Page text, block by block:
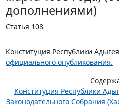
дополнениями)
Статья 108
Конституция Республики
официального опубликования.
Конституция Республики
Законодательного Собрания